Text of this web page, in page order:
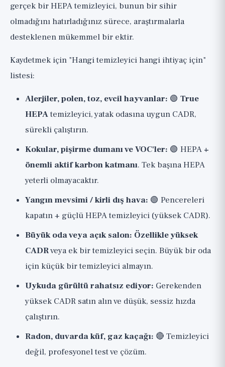
gerçek bir HEPA temizleyici, bunun bir sihir
olmadığını hatırladığınız sürece, araştırmalarla
desteklenen mükemmel bir ektir.
Kaydetmek için "Hangi temizleyici hangi ihtiyaç için"
listesi:
Alerjiler, polen, toz, evcil hayvanlar: 🟢 True
HEPAtemizleyici, yatak odasına uygun CADR,
sürekli çalıştırın.
Kokular, pişirme dumanı ve VOC'ler: 🟢 HEPA +
önemli aktif karbon katmanı. Tek başına HEPA
yeterli olmayacaktır.
Yangın mevsimi / kirli dış hava: 🟢 Pencereleri
kapatın + güçlü HEPA temizleyici (yüksek CADR).
Büyük oda veya açık salon: Özellikle yüksek
CADRveya ek bir temizleyici seçin. Büyük bir oda
için küçük bir temizleyici almayın.
Uykuda gürültü rahatsız ediyor: Gerekenden
yüksek CADR satın alın ve düşük, sessiz hızda
çalıştırın.
Radon, duvarda küf, gaz kaçağı: 🔴 Temizleyici
değil, profesyonel test ve çözüm.